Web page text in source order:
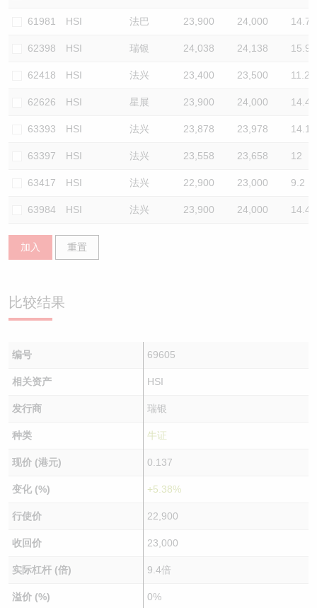
61981 HSI 法巴 23,900 24,000 14.7
62398 HSI 瑞银 24,038 24,138 15.9
62418 HSI 法兴 23,400 23,500 11.2
62626 HSI 星展 23,900 24,000 14.4
63393 HSI 法兴 23,878 23,978 14.1
63397 HSI 法兴 23,558 23,658 12
63417 HSI 法兴 22,900 23,000 9.2
63984 HSI 法兴 23,900 24,000 14.4
加入 重置
比较结果
编号 69605
相关资产 HSI
发行商 瑞银
种类 牛证
现价 (港元) 0.137
变化 (%) +5.38%
行使价 22,900
收回价 23,000
实际杠杆 (倍) 9.4倍
溢价 (%) 0%